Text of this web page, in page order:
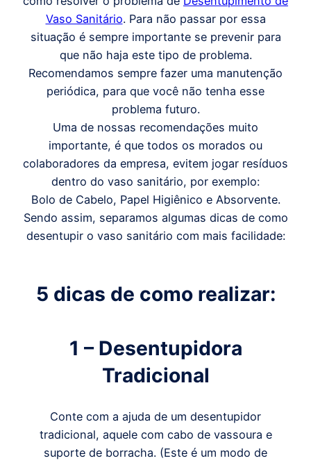
Vaso Sanitário. Para não passar por essa
situação é sempre importante se prevenir para
que não haja este tipo de problema.
Recomendamos sempre fazer uma manutenção
periódica, para que você não tenha esse
problema futuro.
Uma de nossas recomendações muito
importante, é que todos os morados ou
colaboradores da empresa, evitem jogar resíduos
dentro do vaso sanitário, por exemplo:
Bolo de Cabelo, Papel Higiênico e Absorvente.
Sendo assim, separamos algumas dicas de como
desentupir o vaso sanitário com mais facilidade:
5 dicas de como realizar:
1 – Desentupidora
Tradicional
Conte com a ajuda de um desentupidor
tradicional, aquele com cabo de vassoura e
suporte de borracha. (Este é um modo de